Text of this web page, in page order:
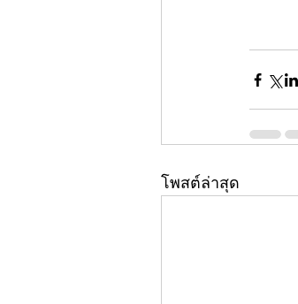
โพสต์ล่าสุด